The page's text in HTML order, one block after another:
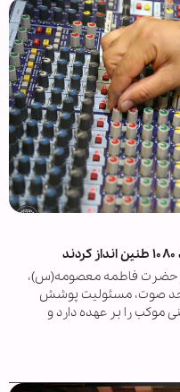
فاطمه معصومه(س)،
صوت، مسئولیت پوشش
موکب را بر عهده دارد و